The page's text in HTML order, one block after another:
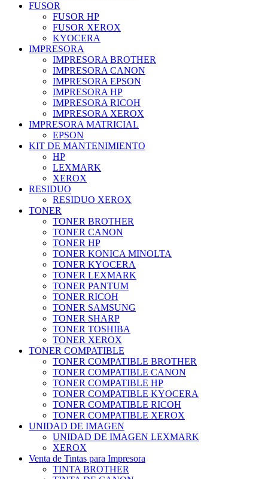
FUSOR
FUSOR HP
FUSOR XEROX
KYOCERA
IMPRESORA
IMPRESORA BROTHER
IMPRESORA CANON
IMPRESORA EPSON
IMPRESORA HP
IMPRESORA RICOH
IMPRESORA XEROX
IMPRESORA MATRICIAL
EPSON
KIT DE MANTENIMIENTO
HP
LEXMARK
XEROX
RESIDUO
RESIDUO XEROX
TONER
TONER BROTHER
TONER CANON
TONER HP
TONER KONICA MINOLTA
TONER KYOCERA
TONER LEXMARK
TONER PANTUM
TONER RICOH
TONER SAMSUNG
TONER SHARP
TONER TOSHIBA
TONER XEROX
TONER COMPATIBLE
TONER COMPATIBLE BROTHER
TONER COMPATIBLE CANON
TONER COMPATIBLE HP
TONER COMPATIBLE KYOCERA
TONER COMPATIBLE RICOH
TONER COMPATIBLE XEROX
UNIDAD DE IMAGEN
UNIDAD DE IMAGEN LEXMARK
XEROX
Venta de Tintas para Impresora
TINTA BROTHER